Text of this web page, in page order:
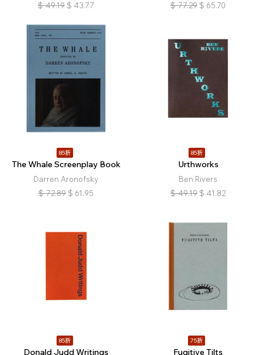
$ 49.19 $ 43.77
$ 77.29 $ 65.70
85折
The Whale Screenplay Book
Darren Aronofsky
$ 72.89 $ 61.95
85折
Urthworks
Ben Rivers
$ 49.19 $ 41.82
85折
Donald Judd Writings
75折
Fugitive Tilts